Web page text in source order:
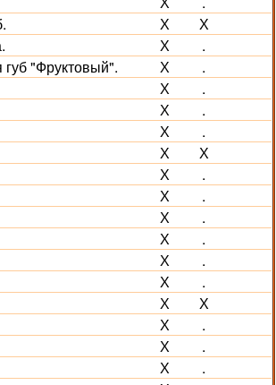
Х
Х
Х
.
"Фруктовый". Х
.
Х
.
Х
.
Х
.
Х
Х
Х
.
Х
.
Х
.
Х
.
Х
.
Х
.
Х
Х
Х
.
Х
.
Х
.